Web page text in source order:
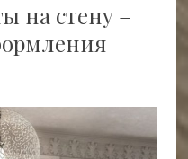
на стену –